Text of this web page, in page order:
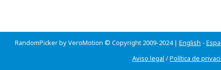
RandomPicker by VeroMotion © Copyright 2009-2024 | English -
Aviso legal /Política de